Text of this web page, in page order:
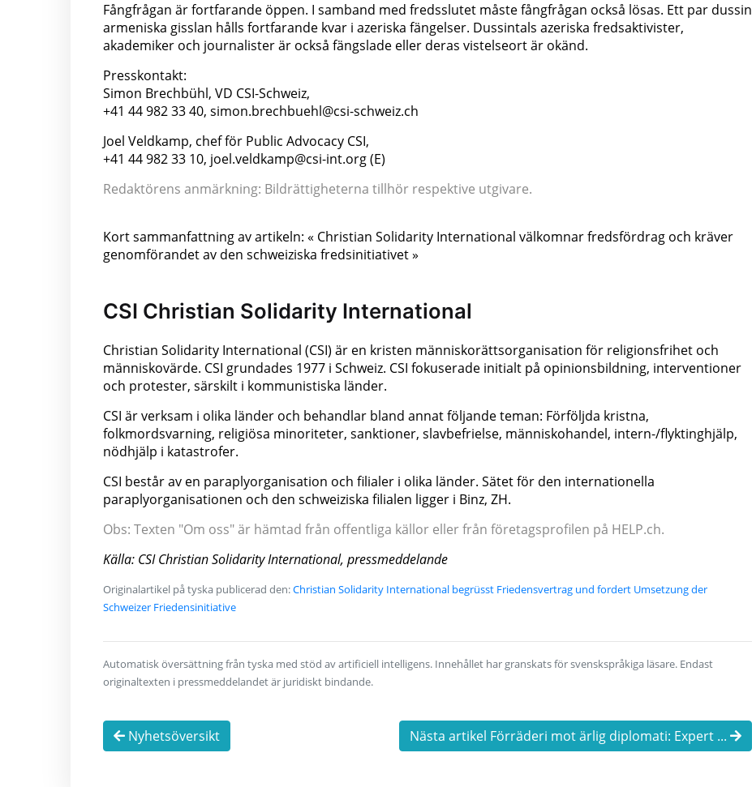
Fångfrågan är fortfarande öppen. I samband med fredsslutet måste fångfrågan också lösas. Ett par dussin
armeniska gisslan hålls fortfarande kvar i azeriska fängelser. Dussintals azeriska fredsaktivister,
akademiker och journalister är också fängslade eller deras vistelseort är okänd.
Presskontakt:
Simon Brechbühl, VD CSI-Schweiz,
+41 44 982 33 40, simon.brechbuehl@csi-schweiz.ch
Joel Veldkamp, chef för Public Advocacy CSI,
+41 44 982 33 10, joel.veldkamp@csi-int.org (E)
Redaktörens anmärkning: Bildrättigheterna tillhör respektive utgivare.
Kort sammanfattning av artikeln: « Christian Solidarity International välkomnar fredsfördrag och kräver
genomförandet av den schweiziska fredsinitiativet »
CSI Christian Solidarity International
Christian Solidarity International (CSI) är en kristen människorättsorganisation för religionsfrihet och
människovärde. CSI grundades 1977 i Schweiz. CSI fokuserade initialt på opinionsbildning, interventioner
och protester, särskilt i kommunistiska länder.
CSI är verksam i olika länder och behandlar bland annat följande teman: Förföljda kristna,
folkmordsvarning, religiösa minoriteter, sanktioner, slavbefrielse, människohandel, intern-/flyktinghjälp,
nödhjälp i katastrofer.
CSI består av en paraplyorganisation och filialer i olika länder. Sätet för den internationella
paraplyorganisationen och den schweiziska filialen ligger i Binz, ZH.
Obs: Texten "Om oss" är hämtad från offentliga källor eller från företagsprofilen på HELP.ch.
Källa: CSI Christian Solidarity International, pressmeddelande
Originalartikel på tyska publicerad den:Christian Solidarity International begrüsst Friedensvertrag und fordert Umsetzung der
Schweizer Friedensinitiative
Automatisk översättning från tyska med stöd av artificiell intelligens. Innehållet har granskats för svenskspråkiga läsare. Endast
originaltexten i pressmeddelandet är juridiskt bindande.
Nyhetsöversikt Nästa artikel Förräderi mot ärlig diplomati: Expert ...